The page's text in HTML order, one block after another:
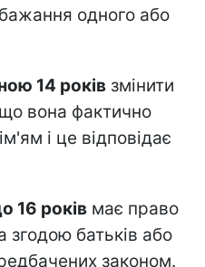
одного або
14 років змінити
вона фактично
і це відповідає
16 років має право
згодою батьків або
законом.